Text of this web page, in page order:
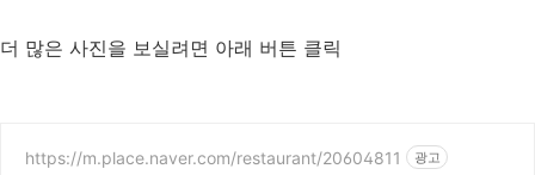
더 많은 사진을 보실려면 아래 버튼 클릭
https://m.place.naver.com/restaurant/20604811 광고